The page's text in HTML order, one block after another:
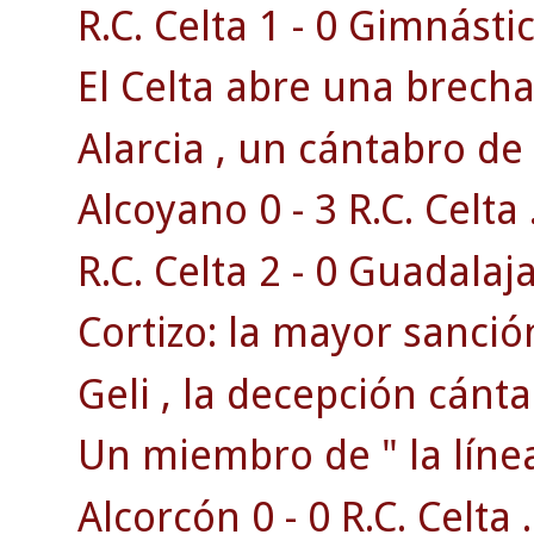
R.C. Celta 1 - 0 Gimnástic
El Celta abre una
Alarcia , un cántabro
Alcoyano 0 - 3 R.C. Celta
R.C. Celta 2 - 0
Cortizo: la mayor
Geli , la decepción
Un miembro de " la
Alcorcón 0 - 0 R.C. Celta .